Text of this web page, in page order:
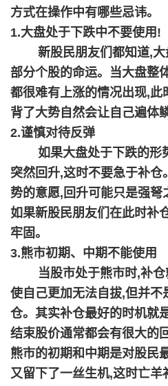
方式在操作中有哪些忌讳。
1.大盘处于下跌中不要使用!
新股民朋友们都知道,大
部分个股的命运。当大盘整
都很难有上涨的情况出现,此
背了大势自然会让自己遍体
2.谨慎对待反弹
如果大盘处于下跌的形
突然回升,这时不要急于补仓
势的意愿,回升可能只是强弩
如果新股民朋友们在此时补
牢固。
3.熊市初期、中期不能使用
当股市处于熊市时,补仓
使自己更加无法自拔,但并不
仓。其实补仓最好的时机就
结束股价通常都会有很大的
熊市的初期和中期是对股民
又留下了一丝生机,这时亡羊